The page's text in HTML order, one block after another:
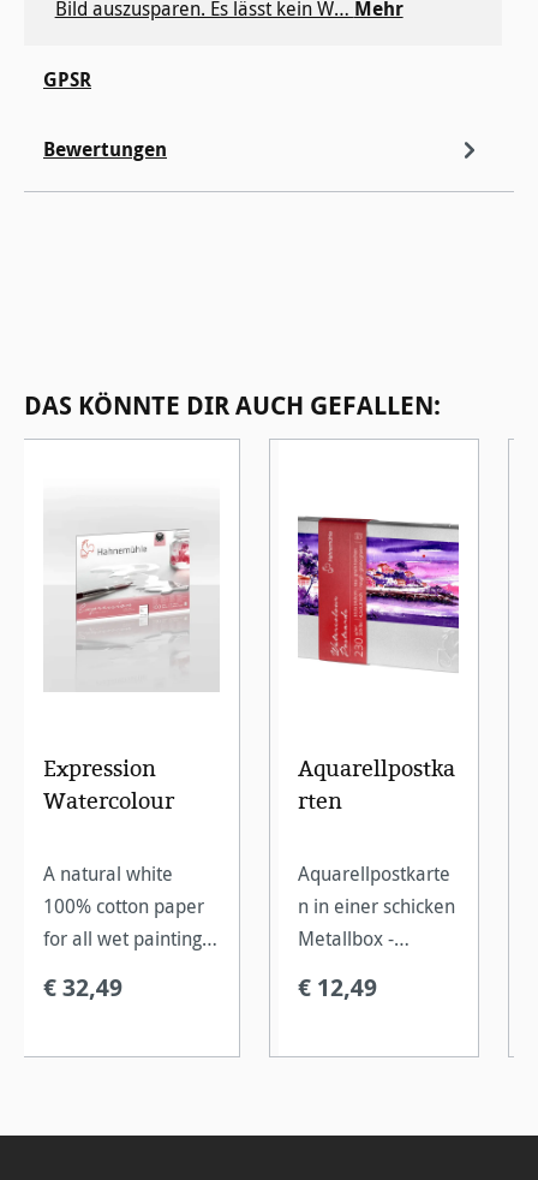
Bild auszusparen. Es lässt kein W… Mehr
GPSR
Bewertungen
DAS KÖNNTE DIR AUCH GEFALLEN:
Expression
Watercolour
A natural white
100% cotton paper
for all wet painting
etching.
€ 32,49
Aquarellpostka
rten
Aquarellpostkarte
n in einer schicken
Metallbox -
Miniformat.
€ 12,49